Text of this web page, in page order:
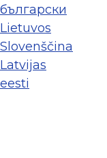
български
Lietuvos
Slovenščina
Latvijas
eesti